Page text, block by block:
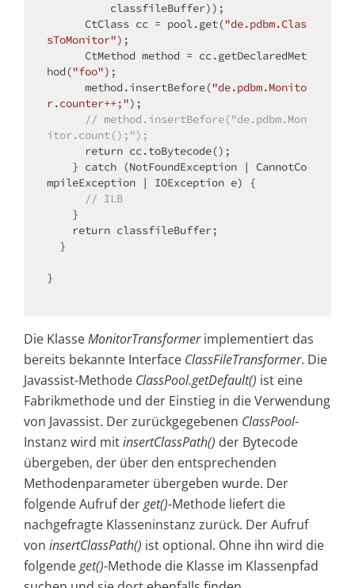
      CtClass cc = pool.get(
"de.pdbm.Clas
sToMonitor");
hod("foo");
      method.insertBefore(
"de.pdbm.Monito
r.counter++;");
// method.insertBefore("de.pdbm.Mon
itor.count();");
return cc.toBytecode();
    }
catch (NotFoundException | CannotCo
mpileException | IOException e) {
// ILB
return classfileBuffer;
}
Die KlasseMonitorTransformerimplementiert das
bereits bekannte Interface ClassFileTransformer. Die
Javassist-Methode ClassPool.getDefault() ist eine
Fabrikmethode und der Einstieg in die Verwendung
von Javassist. Der zurückgegebenen ClassPool-
Instanz wird mitinsertClassPath() der Bytecode
übergeben, der über den entsprechenden
Methodenparameter übergeben wurde. Der
folgende Aufruf derget()-Methode liefert die
nachgefragte Klasseninstanz zurück. Der Aufruf
von insertClassPath() ist optional. Ohne ihn wird die
folgendeget()-Methode die Klasse im Klassenpfad